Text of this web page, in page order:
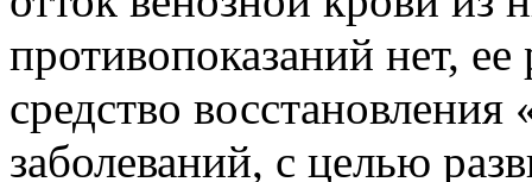
противопоказаний нет,
средство
заболеваний, с целью